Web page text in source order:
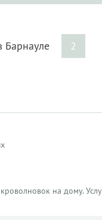
Барнауле 2
на дому.